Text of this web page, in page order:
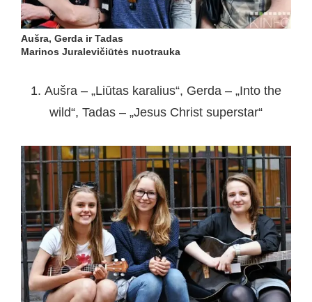
Aušra, Gerda ir Tadas
Marinos Juralevičiūtės nuotrauka
1. Aušra – „Liūtas karalius“, Gerda – „Into the
wild“, Tadas – „Jesus Christ superstar“